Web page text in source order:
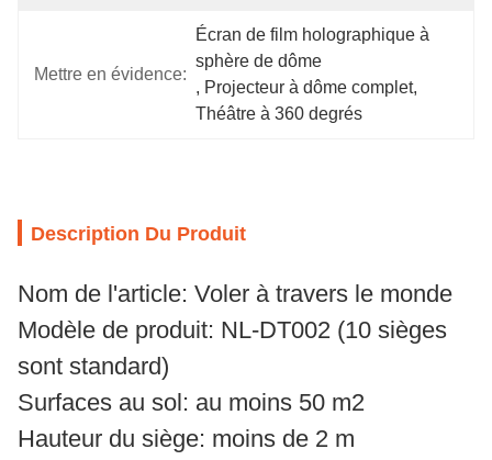
Mettre en évidence:
Écran de film holographique à
sphère de dôme
, Projecteur à dôme complet,
Théâtre à 360 degrés
Description Du Produit
Nom de l'article: Voler à travers le monde
Modèle de produit: NL-DT002 (10 sièges
sont standard)
Surfaces au sol: au moins 50 m2
Hauteur du siège: moins de 2 m